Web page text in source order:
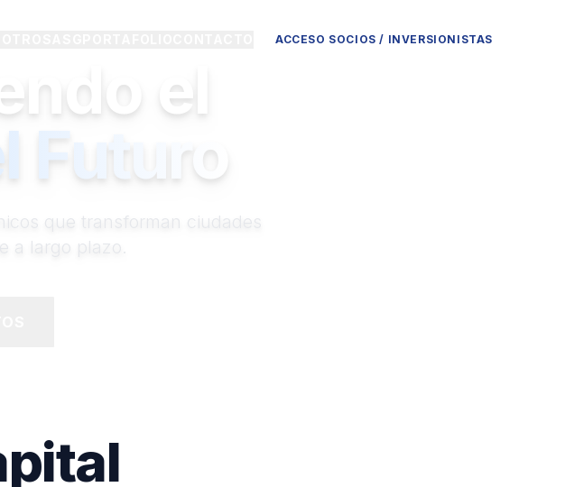
ACCESO SOCIOS / INVERSIONISTAS
el
Futuro
que transforman ciudades
a largo plazo.